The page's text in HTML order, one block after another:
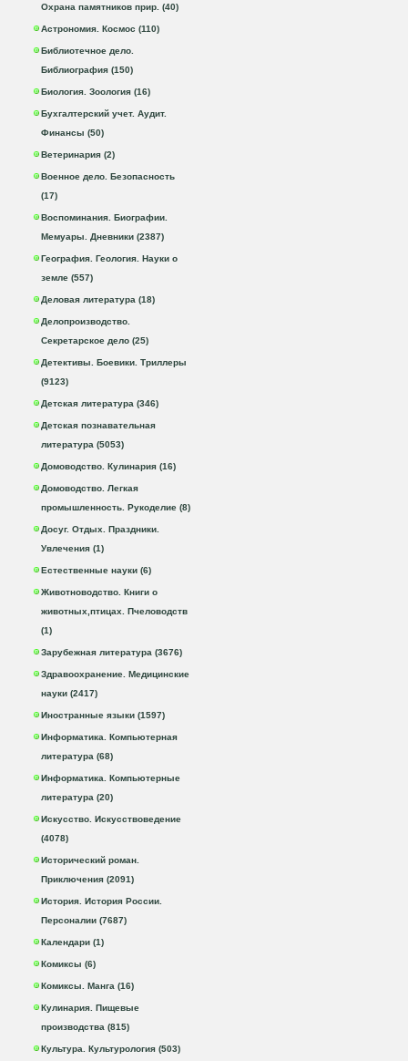
Охрана памятников прир. (40)
Астрономия. Космос (110)
Библиотечное дело.
Библиография (150)
Биология. Зоология (16)
Бухгалтерский учет. Аудит.
Финансы (50)
Ветеринария (2)
Военное дело. Безопасность
(17)
Воспоминания. Биографии.
Мемуары. Дневники (2387)
География. Геология. Науки о
земле (557)
Деловая литература (18)
Делопроизводство.
Секретарское дело (25)
Детективы. Боевики. Триллеры
(9123)
Детская литература (346)
Детская познавательная
литература (5053)
Домоводство. Кулинария (16)
Домоводство. Легкая
промышленность. Рукоделие (8)
Досуг. Отдых. Праздники.
Увлечения (1)
Естественные науки (6)
Животноводство. Книги о
животных,птицах. Пчеловодств
(1)
Зарубежная литература (3676)
Здравоохранение. Медицинские
науки (2417)
Иностранные языки (1597)
Информатика. Компьютерная
литература (68)
Информатика. Компьютерные
литература (20)
Искусство. Искусствоведение
(4078)
Исторический роман.
Приключения (2091)
История. История России.
Персоналии (7687)
Календари (1)
Комиксы (6)
Комиксы. Манга (16)
Кулинария. Пищевые
производства (815)
Культура. Культурология (503)